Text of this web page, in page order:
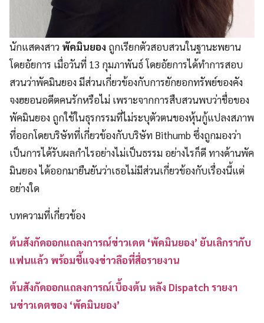
นักแสดงสาว พัคมินยอง ถูกเรียกตัวสอบสวนในฐานะพยาน
โดยอัยการ เมื่อวันที่ 13 กุมภาพันธ์ โดยอัยการได้ทำการสอบ
สวนว่าพัคมินยอง มีส่วนเกี่ยวข้องกับการยักยอกทรัพย์ของคัง
จงฮยอนอดีตคนรักหรือไม่ เพราะจากการสืบสวนพบว่าชื่อของ
พัคมินยอง ถูกใช้ในธุรกรรมที่ไม่ระบุตัวตนของหุ้นกู้แปลงสภาพ
ที่ออกโดยบริษัทที่เกี่ยวข้องกับบริษัท Bithumb ซึ่งถูกมองว่า
เป็นการได้รับผลกำไรอย่างไม่เป็นธรรม อย่างไรก็ดี ทางด้านพัค
มินยอง ได้ออกมายืนยันว่าเธอไม่มีส่วนเกี่ยวข้องกับเรื่องนี้แต่
อย่างใด
บทความที่เกี่ยวข้อง
ต้นสังกัดออกแถลงการณ์ข่าวเดต ‘พัคมินยอง’ ยันเลิกรากับ
แฟนแล้ว พร้อมชี้แจงข่าวลือที่สื่อรายงาน
ต้นสังกัดออกแถลงการณ์เบื้องต้น หลัง Dispatch รายงา
นข่าวเดตของ ‘พัคมินยอง’